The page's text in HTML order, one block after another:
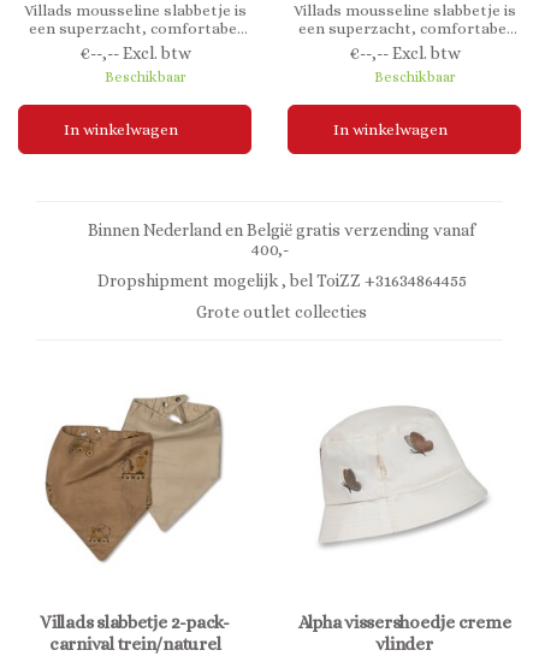
Villads mousseline slabbetje is
een superzacht, comfortabel
en omkeerbaar slabbetje. Het
slabbetje sluit met drukknopen
en is in maat verstelbaar.
€--,-- Excl. btw
Beschikbaar
In winkelwagen
Villads mousseline slabbetje is
een superzacht, comfortabel
en omkeerbaar slabbetje. Het
slabbetje sluit met drukknopen
en is in maat verstelbaar.
€--,-- Excl. btw
Beschikbaar
In winkelwagen
Binnen Nederland en België gratis verzending vanaf
400,-
Dropshipment mogelijk , bel ToiZZ +31634864455
Grote outlet collecties
Villads slabbetje 2-pack-
carnival trein/naturel
Alpha vissershoedje creme
vlinder